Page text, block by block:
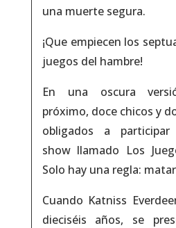
una muerte segura.
¡Que empiecen los
juegos del hambre!
En una oscura
próximo, doce chicos y
obligados a
showllamado Los
Solo hay una regla:
Cuando Katniss
dieciséis años, se